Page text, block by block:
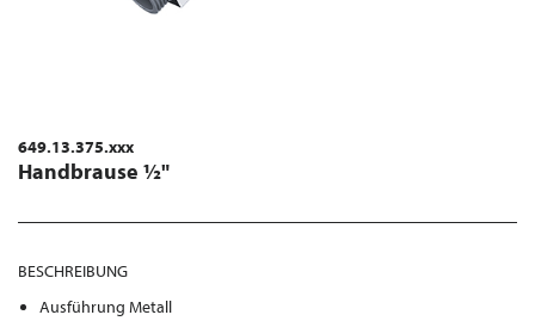
649.13.375.xxx
Handbrause ½"
BESCHREIBUNG
Ausführung Metall